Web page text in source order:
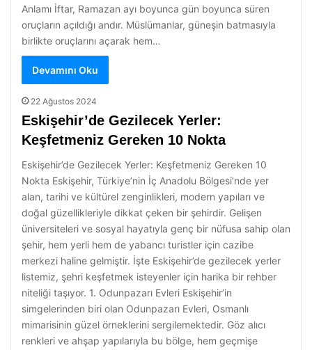
Anlamı İftar, Ramazan ayı boyunca gün boyunca süren
oruçların açıldığı andır. Müslümanlar, güneşin batmasıyla
birlikte oruçlarını açarak hem…
Devamını Oku
22 Ağustos 2024
Eskişehir’de Gezilecek Yerler:
Keşfetmeniz Gereken 10 Nokta
Eskişehir’de Gezilecek Yerler: Keşfetmeniz Gereken 10
Nokta Eskişehir, Türkiye’nin İç Anadolu Bölgesi’nde yer
alan, tarihi ve kültürel zenginlikleri, modern yapıları ve
doğal güzellikleriyle dikkat çeken bir şehirdir. Gelişen
üniversiteleri ve sosyal hayatıyla genç bir nüfusa sahip olan
şehir, hem yerli hem de yabancı turistler için cazibe
merkezi haline gelmiştir. İşte Eskişehir’de gezilecek yerler
listemiz, şehri keşfetmek isteyenler için harika bir rehber
niteliği taşıyor. 1. Odunpazarı Evleri Eskişehir’in
simgelerinden biri olan Odunpazarı Evleri, Osmanlı
mimarisinin güzel örneklerini sergilemektedir. Göz alıcı
renkleri ve ahşap yapılarıyla bu bölge, hem geçmişe